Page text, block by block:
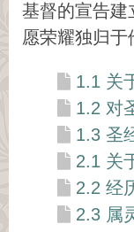
基督的宣告建
愿荣耀独归于
1.1 关
1.2 对
1.3 圣
2.1 关
2.2 经
2.3 属